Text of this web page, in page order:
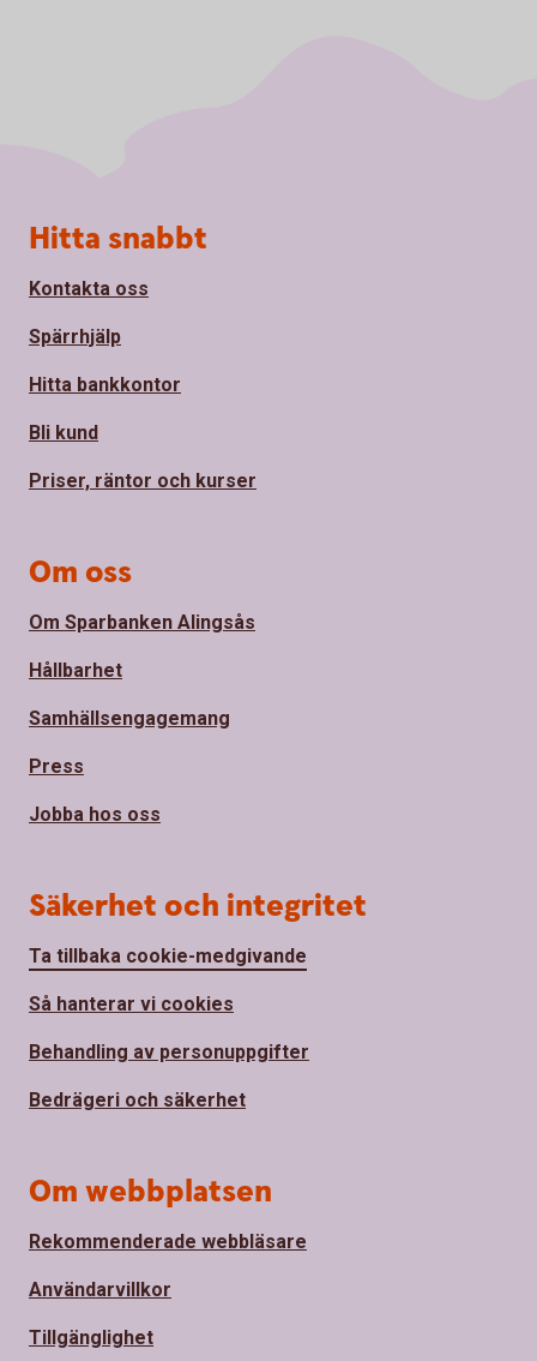
Sidfot
Hitta snabbt
Kontakta oss
Spärrhjälp
Hitta bankkontor
Bli kund
Priser, räntor och kurser
Om oss
Om Sparbanken Alingsås
Hållbarhet
Samhällsengagemang
Press
Jobba hos oss
Säkerhet och integritet
Ta tillbaka cookie-medgivande
Så hanterar vi cookies
Behandling av personuppgifter
Bedrägeri och säkerhet
Om webbplatsen
Rekommenderade webbläsare
Användarvillkor
Tillgänglighet